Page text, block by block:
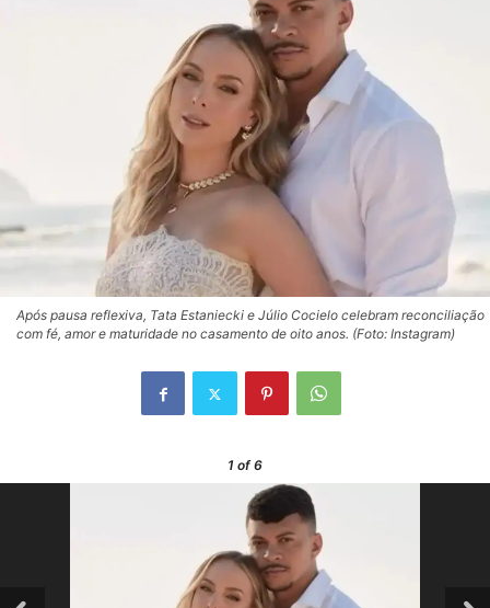
Após pausa reflexiva, Tata Estaniecki e Júlio Cocielo celebram reconciliação
com fé, amor e maturidade no casamento de oito anos. (Foto: Instagram)
1 of 6